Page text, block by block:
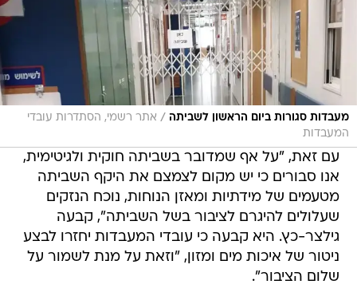
מעבדות סגורות ביום הראשון לשביתה / אתר רשמי, הסתדרות עובדי
המעבדות
עם זאת, "על אף שמדובר בשביתה חוקית ולגיטימית,
אנו סבורים כי יש מקום לצמצם את היקף השביתה
מטעמים של מידתיות ומאזן הנוחות, נוכח הנזקים
שעלולים להיגרם לציבור בשל השביתה", קבעה
גילצר-כץ. היא קבעה כי עובדי המעבדות יחזרו לבצע
ניטור של איכות מים ומזון, "וזאת על מנת לשמור על
שלום הציבור".